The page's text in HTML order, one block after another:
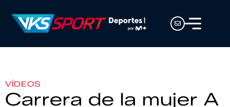
VÍDEOS
Carrera de la mujer A